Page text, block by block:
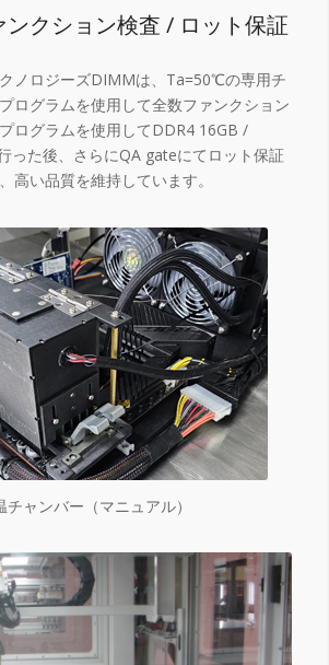
クション検査 / ロット保証
ノロジーズDIMMは、Ta=50℃の専用チ
ログラムを使用して全数ファンクション
ログラムを使用してDDR4 16GB /
った後、さらにQA gateにてロット保証
高い品質を維持しています。
チャンバー（マニュアル）